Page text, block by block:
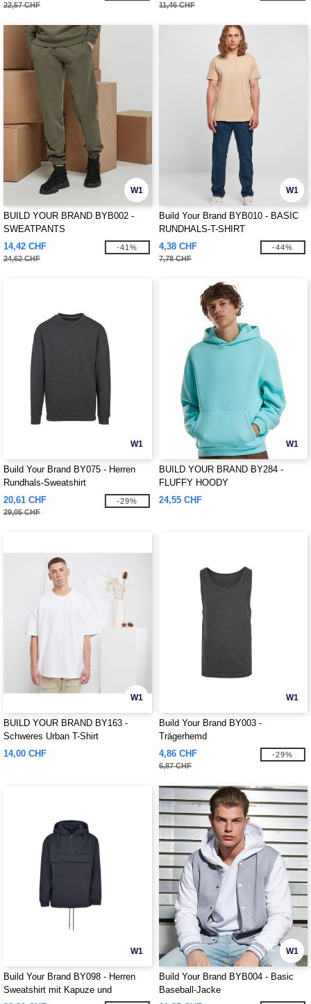
22,57 CHF 11,46 CHF
W1
BUILD YOUR BRAND BYB002 -
SWEATPANTS
14,42 CHF
24,62 CHF
-41%
W1
Build Your Brand BYB010 - BASIC
RUNDHALS-T-SHIRT
4,38 CHF
7,78 CHF
-44%
W1
Build Your Brand BY075 - Herren
Rundhals-Sweatshirt
20,61 CHF
29,05 CHF
-29%
W1
BUILD YOUR BRAND BY284 -
FLUFFY HOODY
24,55 CHF
W1
BUILD YOUR BRAND BY163 -
Schweres Urban T-Shirt
14,00 CHF
W1
Build Your Brand BY003 -
Trägerhemd
4,86 CHF
6,87 CHF
-29%
W1
Build Your Brand BY098 - Herren
Sweatshirt mit Kapuze und
W1
Build Your Brand BYB004 - Basic
Baseball-Jacke